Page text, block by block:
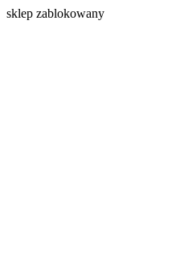
sklep zablokowany